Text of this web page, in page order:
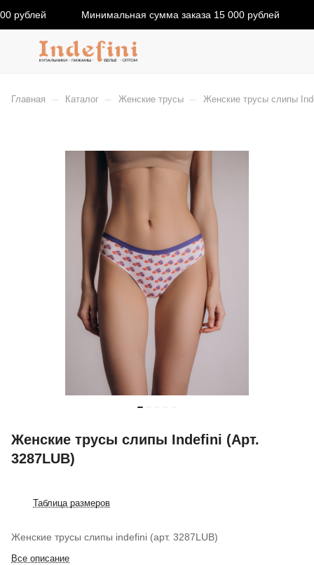
рублей Минимальная сумма заказа 15 000 рублей
Главная – Каталог – Женские трусы – Женские трусы слипы
Женские трусы слипы Indefini (Арт.
3287LUB)
Таблица размеров
Женские трусы слипы indefini (арт. 3287LUB)
Все описание